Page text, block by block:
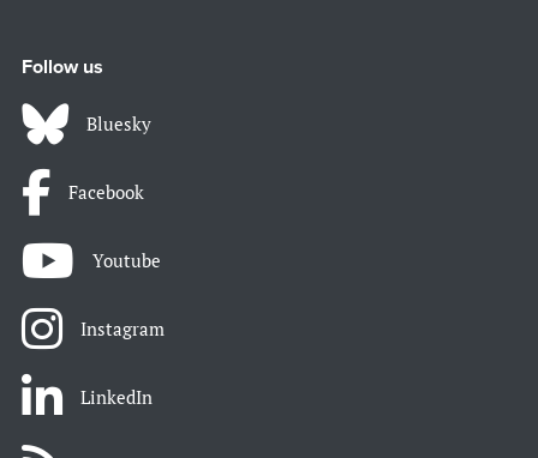
Follow us
Bluesky
Facebook
Youtube
Instagram
LinkedIn